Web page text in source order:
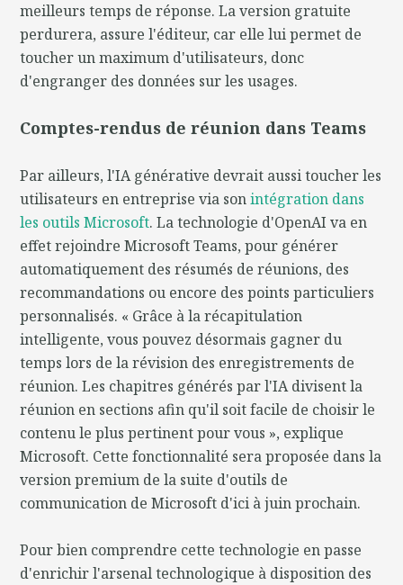
meilleurs temps de réponse. La version gratuite
perdurera, assure l'éditeur, car elle lui permet de
toucher un maximum d'utilisateurs, donc
d'engranger des données sur les usages.
Comptes-rendus de réunion dans Teams
Par ailleurs, l'IA générative devrait aussi toucher les
utilisateurs en entreprise via sonintégration dans
les outils Microsoft. La technologie d'OpenAI va en
effet rejoindre Microsoft Teams, pour générer
automatiquement des résumés de réunions, des
recommandations ou encore des points particuliers
personnalisés. « Grâce à la récapitulation
intelligente, vous pouvez désormais gagner du
temps lors de la révision des enregistrements de
réunion. Les chapitres générés par l'IA divisent la
réunion en sections afin qu'il soit facile de choisir le
contenu le plus pertinent pour vous », explique
Microsoft. Cette fonctionnalité sera proposée dans la
version premium de la suite d'outils de
communication de Microsoft d'ici à juin prochain.
Pour bien comprendre cette technologie en passe
d'enrichir l'arsenal technologique à disposition des